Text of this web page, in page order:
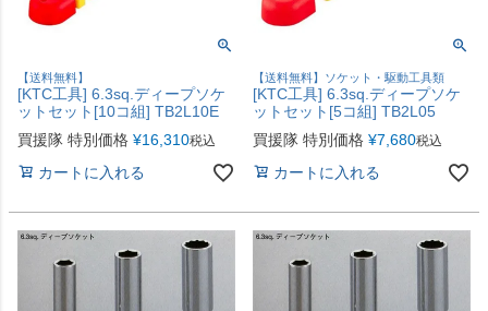
【送料無料】
[KTC工具] 6.3sq.ディープソケ
ットセット[10コ組] TB2L10E
買援隊 特別価格 ¥16,310税込
カートに入れる
【送料無料】ソケット・駆動工具類
[KTC工具] 6.3sq.ディープソケ
ットセット[5コ組] TB2L05
買援隊 特別価格 ¥7,680税込
カートに入れる